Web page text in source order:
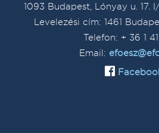
1093 Budapest, Lónyay u. 17.
Levelezési cím: 1461
Telefon: + 36 1
Email: